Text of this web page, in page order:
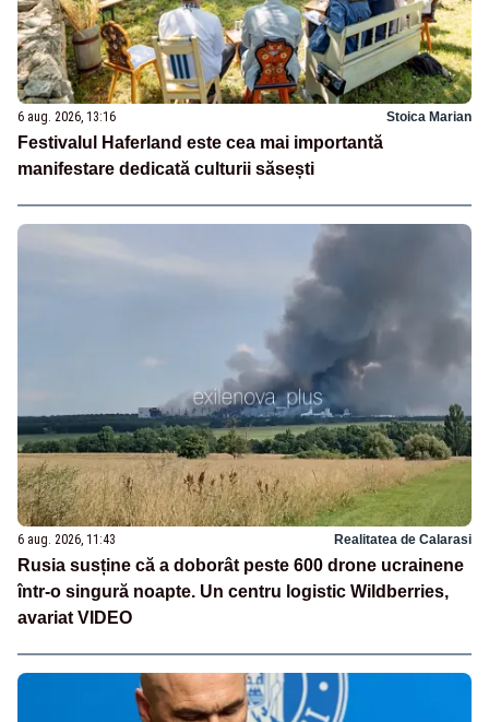
6 aug. 2026, 13:16 Stoica Marian
Festivalul Haferland este cea mai importantă
manifestare dedicată culturii săsești
6 aug. 2026, 11:43 Realitatea de Calarasi
Rusia susține că a doborât peste 600 drone ucrainene
într-o singură noapte. Un centru logistic Wildberries,
avariat VIDEO